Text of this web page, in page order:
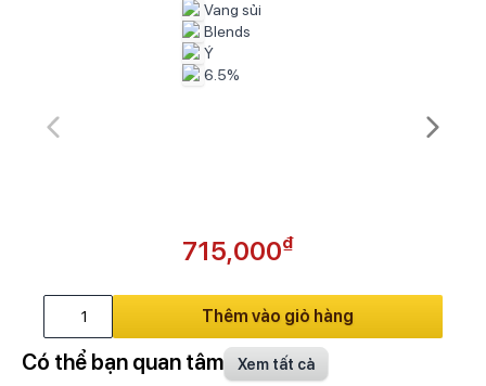
Vang sủi
Blends
Ý
6.5%
715,000₫
Thêm vào giỏ hàng
Có thể bạn quan tâm Xem tất cả